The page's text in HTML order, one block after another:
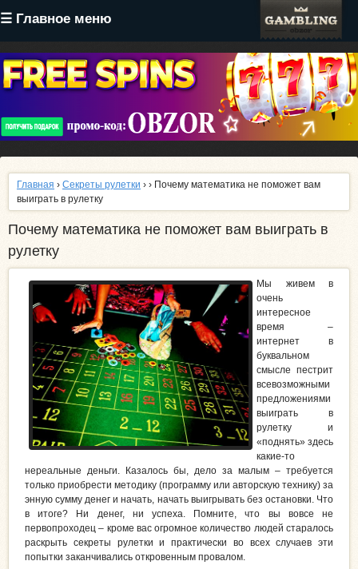
☰ Главное меню
содержанию
Главная › Секреты рулетки › › Почему математика не поможет вам
выиграть в рулетку
Почему математика не поможет вам выиграть в
рулетку
Мы живем в
очень
интересное
время –
интернет в
буквальном
смысле пестрит
всевозможными
предложениями
выиграть в
рулетку и
«поднять» здесь
какие-то
нереальные деньги. Казалось бы, дело за малым – требуется
только приобрести методику (программу или авторскую технику) за
энную сумму денег и начать, начать выигрывать без остановки. Что
в итоге? Ни денег, ни успеха. Помните, что вы вовсе не
первопроходец – кроме вас огромное количество людей старалось
раскрыть секреты рулетки и практически во всех случаев эти
попытки заканчивались откровенным провалом.